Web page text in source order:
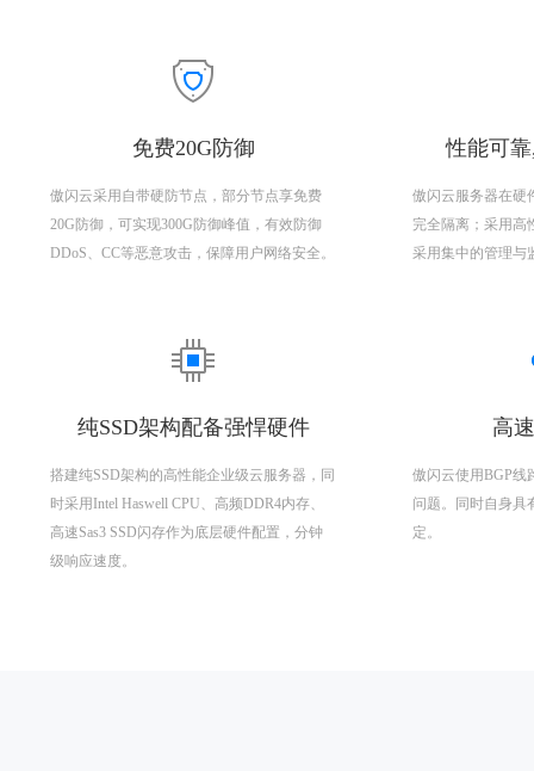
免费20G防御
傲闪云采用自带硬防节点，部分节点享免费
20G防御，可实现300G防御峰值，有效防御
DDoS、CC等恶意攻击，保障用户网络安全。
性能可
傲闪云服务器在硬
完全隔离；采用高
采用集中的管理与
纯SSD架构配备强悍硬件
搭建纯SSD架构的高性能企业级云服务器，同
时采用Intel Haswell CPU、高频DDR4内存、
高速Sas3 SSD闪存作为底层硬件配置，分钟
级响应速度。
高
傲闪云使用BGP线
问题。同时自身具
定。